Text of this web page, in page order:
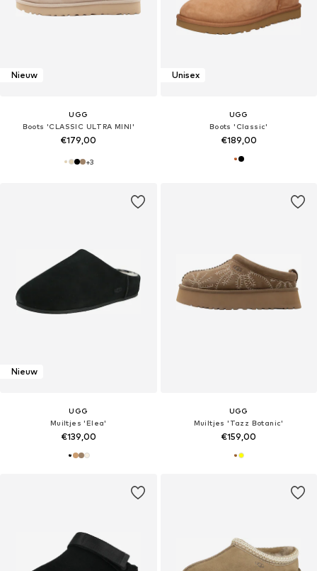
Nieuw
UGG
Boots 'CLASSIC ULTRA MINI'
€179,00
+3
Unisex
UGG
Boots 'Classic'
€189,00
Nieuw
UGG
Muiltjes 'Elea'
€139,00
UGG
Muiltjes 'Tazz Botanic'
€159,00